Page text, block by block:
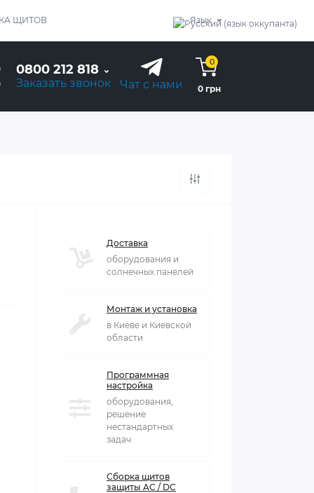
ЩИТОВ Язык
0800 212 818
Заказать звонок Чат с нами
0
0 грн
Доставка
оборудования и
солнечных панелей
Монтаж и установка
в Киеве и Киевской
области
Программная
настройка
оборудования,
решение
нестандартных
задач
Сборка щитов
защиты AC / DC